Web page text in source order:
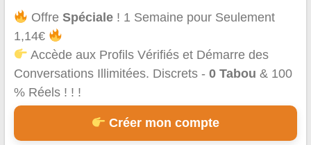
OffreSpéciale ! 1 Semaine pour Seulement
1,14€
Accède aux Profils Vérifiés et Démarre des
Conversations Illimitées. Discrets - 0 Tabou & 100
% Réels ! ! !
Créer mon compte